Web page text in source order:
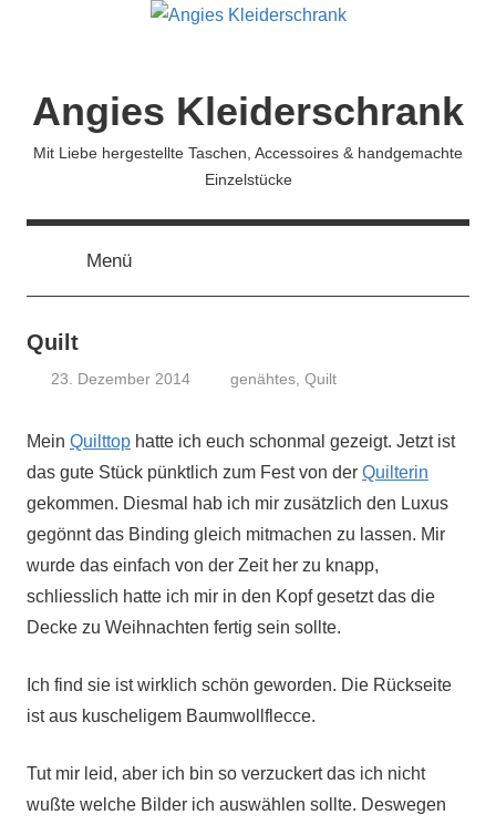
Angies Kleiderschrank
Mit Liebe hergestellte Taschen, Accessoires & handgemachte
Einzelstücke
Menü
Quilt
23. Dezember 2014
genähtes ,Quilt
Mein Quilttop hatte ich euch schonmal gezeigt. Jetzt ist
das gute Stück pünktlich zum Fest von der Quilterin
gekommen. Diesmal hab ich mir zusätzlich den Luxus
gegönnt das Binding gleich mitmachen zu lassen. Mir
wurde das einfach von der Zeit her zu knapp,
schliesslich hatte ich mir in den Kopf gesetzt das die
Decke zu Weihnachten fertig sein sollte.
Ich find sie ist wirklich schön geworden. Die Rückseite
ist aus kuscheligem Baumwollflecce.
Tut mir leid, aber ich bin so verzuckert das ich nicht
wußte welche Bilder ich auswählen sollte. Deswegen